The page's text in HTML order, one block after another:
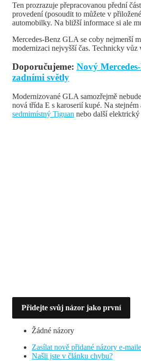
Ten prozrazuje přepracovanou přední
provedení (posoudit to můžete v
automobilky. Na bližší informace si ale
Mercedes-Benz GLA se coby nejmenší
modernizaci nejvyšší čas. Technicky
Doporučujeme: Nový
zadními světly
Modernizované GLA samozřejmě
nová třída E s karoserií kupé. Na
sedmimístný Tiguan nebo další
Přidejte svůj názor jako první
Žádné názory
Zasílat nově přidané názory e-
Našli jste v článku chybu?